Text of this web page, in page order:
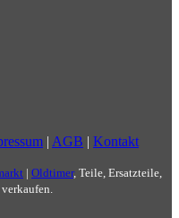
| AGB | Kontakt
| Oldtimer, Teile, Ersatzteile,